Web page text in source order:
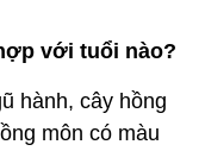
với tuổi nào?
hành, cây hồng
môn có màu